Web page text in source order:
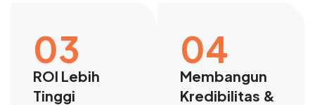
03
ROI Lebih
Tinggi
04
Membangun
Kredibilitas &